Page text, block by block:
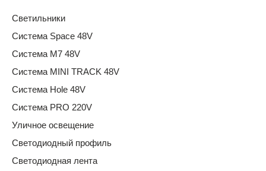
Светильники
Система Space 48V
Система M7 48V
Система MINI TRACK 48V
Система Hole 48V
Система PRO 220V
Уличное освещение
Светодиодный профиль
Светодиодная лента